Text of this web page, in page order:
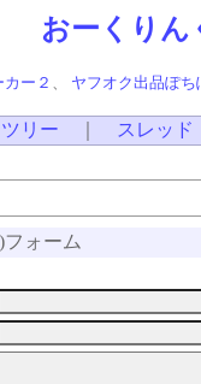
おーくりん
ー２ ヤフオク出品ぽち
ツリー スレッド
ォーム